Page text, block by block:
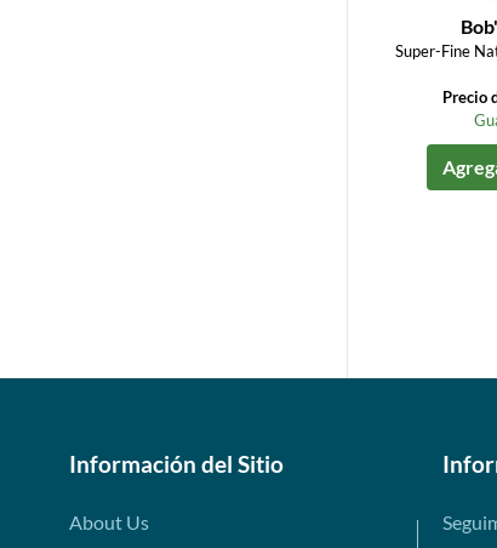
Super-Fine
Precio
Información del Sitio
About Us